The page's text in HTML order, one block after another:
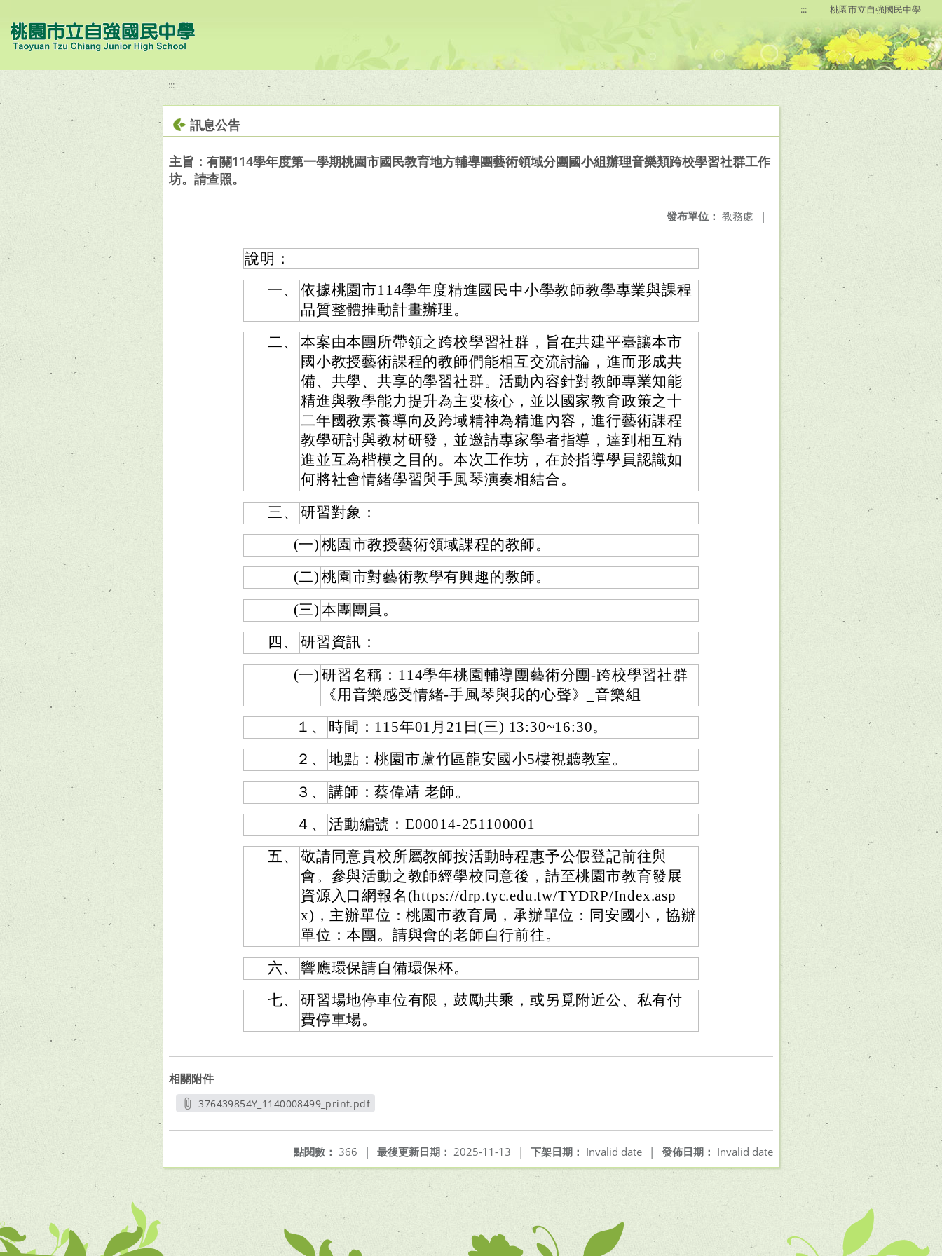
::: 桃園市立自強國民中學
:::
訊息公告
主旨：有關114學年度第一學期桃園市國民教育地方輔導團藝術領域分團國小組辦理音樂類跨校學習社群工作
坊。請查照。
發布單位： 教務處 |
說明：
一、
依據桃園市114學年度精進國民中小學教師教學專業與課程
品質整體推動計畫辦理。
二、
本案由本團所帶領之跨校學習社群，旨在共建平臺讓本市
國小教授藝術課程的教師們能相互交流討論，進而形成共
備、共學、共享的學習社群。活動內容針對教師專業知能
精進與教學能力提升為主要核心，並以國家教育政策之十
二年國教素養導向及跨域精神為精進內容，進行藝術課程
教學研討與教材研發，並邀請專家學者指導，達到相互精
進並互為楷模之目的。本次工作坊，在於指導學員認識如
何將社會情緒學習與手風琴演奏相結合。
三、
研習對象：
(一) 桃園市教授藝術領域課程的教師。
(二) 桃園市對藝術教學有興趣的教師。
(三) 本團團員。
四、
研習資訊：
(一) 研習名稱：114學年桃園輔導團藝術分團-跨校學習社群
《用音樂感受情緒-手風琴與我的心聲》_音樂組
１、
時間：115年01月21日(三) 13:30~16:30。
２、
地點：桃園市蘆竹區龍安國小5樓視聽教室。
３、
講師：蔡偉靖 老師。
４、
活動編號：E00014-251100001
五、
敬請同意貴校所屬教師按活動時程惠予公假登記前往與
會。參與活動之教師經學校同意後，請至桃園市教育發展
資源入口網報名(https://drp.tyc.edu.tw/TYDRP/Index.asp
x)，主辦單位：桃園市教育局，承辦單位：同安國小，協辦
單位：本團。請與會的老師自行前往。
六、
響應環保請自備環保杯。
七、
研習場地停車位有限，鼓勵共乘，或另覓附近公、私有付
費停車場。
相關附件
376439854Y_1140008499_print.pdf
發佈日期： Invalid date
下架日期： Invalid date |
最後更新日期： 2025-11-13 |
點閱數： 366 |